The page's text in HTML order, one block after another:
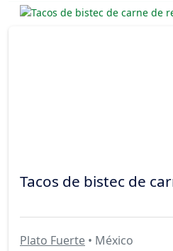
Tacos de bistec de
Plato Fuerte • México